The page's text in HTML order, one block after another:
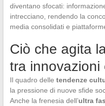
diventano sfocati:
intrecciano, rendendo la
media consolidati e
Ciò che agita
tra innovazioni
Il quadro delle tendenze
la pressione di nuove sfide
Anche la frenesia dell’ultra